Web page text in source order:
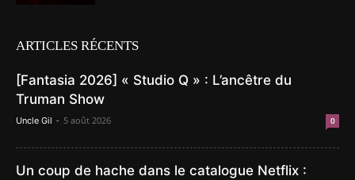
ARTICLES RÉCENTS
[Fantasia 2026] « Studio Q » : L’ancêtre du
Truman Show
Uncle Gil - 5 août 2026 0
Un coup de hache dans le catalogue Netflix :